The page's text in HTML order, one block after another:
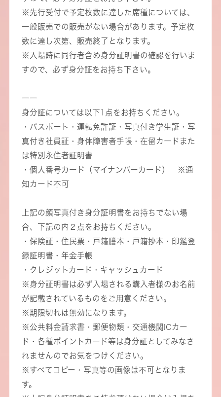
※先行受付で予定枚数に達した席種については、
一般販売での販売がない場合があります。予定枚
数に達し次第、販売終了となります。
※入場時に同行者含め身分証明書の確認を行いま
すので、必ず身分証をお持ち下さい。
ーー
身分証については以下1点をお持ちください。
・パスポート・運転免許証・写真付き学生証・写
真付き社員証・身体障害者手帳・在留カードまた
は特別永住者証明書
・個人番号カード（マイナンバーカード） ※通
知カード不可
上記の顔写真付き身分証明書をお持ちでない場
合、下記の内２点をお持ちください。
・保険証・住民票・戸籍謄本・戸籍抄本・印鑑登
録証明書・年金手帳
・クレジットカード・キャッシュカード
※身分証明書は必ず入場される購入者様のお名前
が記載されているものをご用意ください。
※期限切れは無効になります。
※公共料金請求書・郵便物類・交通機関ICカー
ド・各種ポイントカード等は身分証としてみなさ
れませんのでお気をつけください。
※すべてコピー・写真等の画像は不可となりま
す。